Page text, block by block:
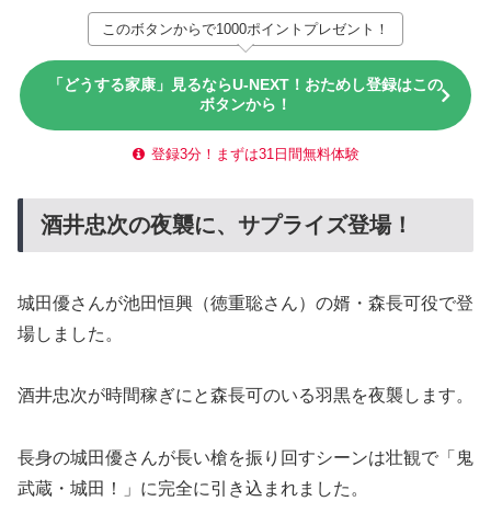
このボタンからで1000ポイントプレゼント！
「どうする家康」見るならU-NEXT！おためし登録はこの
ボタンから！
登録3分！まずは31日間無料体験
酒井忠次の夜襲に、サプライズ登場！
城田優さんが池田恒興（徳重聡さん）の婿・森長可役で登
場しました。
酒井忠次が時間稼ぎにと森長可のいる羽黒を夜襲します。
長身の城田優さんが長い槍を振り回すシーンは壮観で「鬼
武蔵・城田！」に完全に引き込まれました。